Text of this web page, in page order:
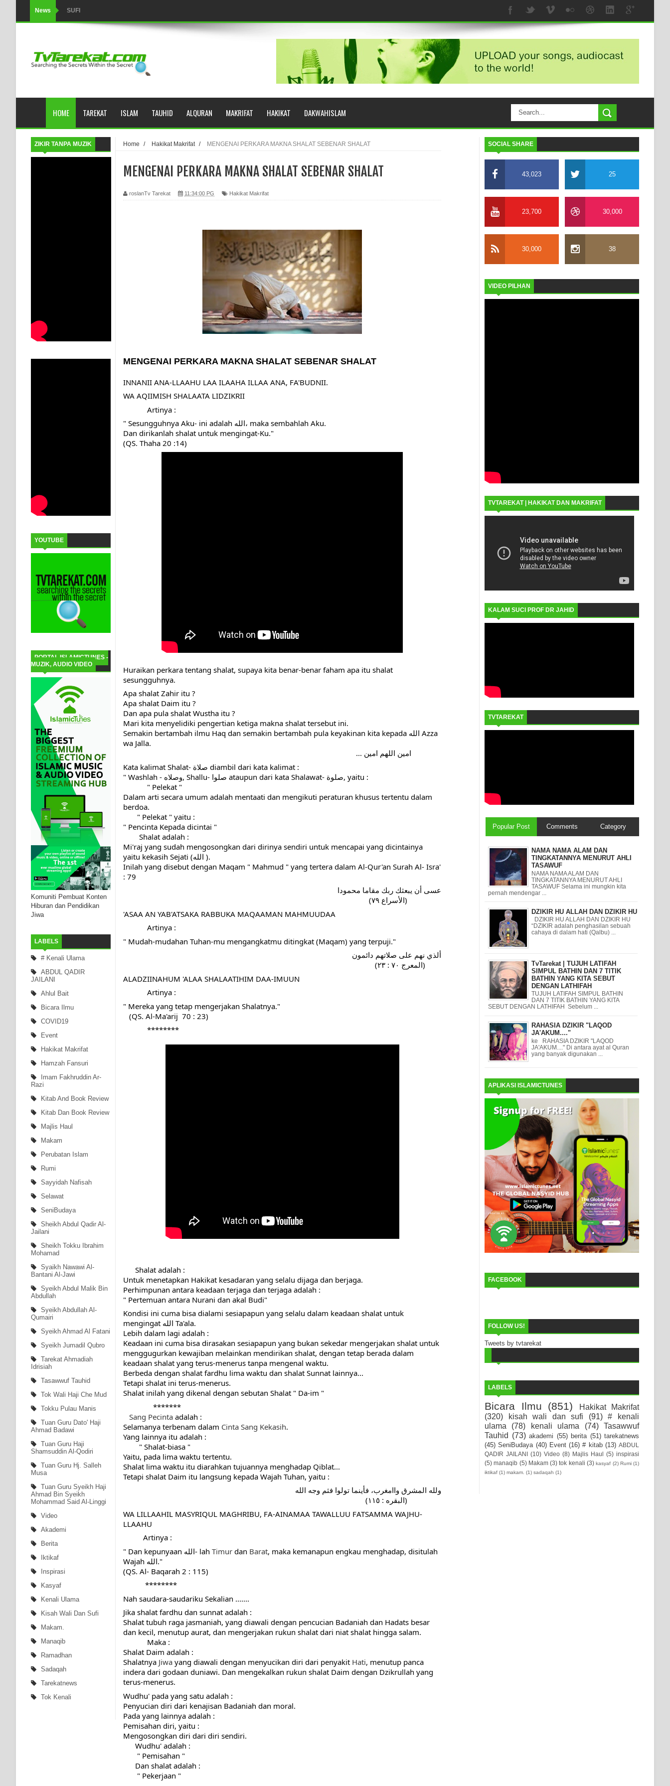
News SUFI
Tertipu: Sehat dan Waktu Luang
HIKMAH AL-HIKAM IMAM IBNU ‘AṬĀ’ILLĀH - Peringkat-peringkat Zikir
AHLI SUFFAH: GOLONGAN SUFI PERTAMA DI ZAMAN RASULULLAH SAW?
WAHDATUL WUJUD (IBNU ARABI) DAN WAHDATUS SYUHUD (AHMAD SIRHINDI)
Wusul kepada Allah
Hati dan dua sayap
MUKASYAFAH MENURUT AHL AL-SUNNAH WAL JAMA'AH: BUKAN SEKADAR MELIHAT, TETAPI MENGENAL DIRI
SYARAHAN TINGKAT TINGGI TASAWWUF*
KISAH WALI SUFI, YANG BACAAN SURAT AL-FATIHAHNYA TIDAK FASIH. TAPI SINGA PUN TUNDUK PADANYA
SHAYKH TAREKAT ATAU TUKANG SIHIR? JANGAN MUDAH TERPESONA, JANGAN JUGA MUDAH MENGHUKUM
DI TANGAN MURSYID, CINTA MENEMUKAN JALAN PULANG
RAWATAN TAREKAT: APABILA ALLAH MENYEMBUHKAN HATI, JIWA TURUT MENJADI KUAT
TASAWUF: BUKAN AJARAN PELIK, TETAPI JALAN MEMBERSIHKAN HATI
Secara Biologis Manusia itu Sama, Dengan Tingkat Kesadaran yang Berbeda
WAHDATUL WUJUD, WAHDATU SYUHUD, DAN MANUNGGALING KAWULA GUSTI
WAHDATUL WUJUD ITU APA..??
HOME TAREKAT ISLAM TAUHID ALQURAN MAKRIFAT HAKIKAT DAKWAHISLAM
ZIKIR TANPA MUZIK
YOUTUBE
PORTAL ISLAMICTUNES -
MUZIK, AUDIO VIDEO
Komuniti Pembuat Konten
Hiburan dan Pendidikan
Jiwa
LABELS
# Kenali Ulama
ABDUL QADIR
JAILANI
Ahlul Bait
Bicara Ilmu
COVID19
Event
Hakikat Makrifat
Hamzah Fansuri
Imam Fakhruddin Ar-
Razi
Kitab And Book Review
Kitab Dan Book Review
Majlis Haul
Makam
Perubatan Islam
Rumi
Sayyidah Nafisah
Selawat
SeniBudaya
Sheikh Abdul Qadir Al-
Jailani
Sheikh Tokku Ibrahim
Mohamad
Syaikh Nawawi Al-
Bantani Al-Jawi
Syeikh Abdul Malik Bin
Abdullah
Syeikh Abdullah Al-
Qumairi
Syeikh Ahmad Al Fatani
Syeikh Jumadil Qubro
Tarekat Ahmadiah
Idrisiah
Tasawwuf Tauhid
Tok Wali Haji Che Mud
Tokku Pulau Manis
Tuan Guru Dato' Haji
Ahmad Badawi
Tuan Guru Haji
Shamsuddin Al-Qodiri
Tuan Guru Hj. Salleh
Musa
Tuan Guru Syeikh Haji
Ahmad Bin Syeikh
Mohammad Said Al-Linggi
Video
Akademi
Berita
Iktikaf
Inspirasi
Kasyaf
Kenali Ulama
Kisah Wali Dan Sufi
Makam.
Manaqib
Ramadhan
Sadaqah
Tarekatnews
Tok Kenali
Home / Hakikat Makrifat / MENGENAI PERKARA MAKNA SHALAT SEBENAR SHALAT
MENGENAI PERKARA MAKNA SHALAT SEBENAR SHALAT
roslanTv Tarekat 11:34:00 PG Hakikat Makrifat
MENGENAI PERKARA MAKNA SHALAT SEBENAR SHALAT
INNANII ANA-LLAAHU LAA ILAAHA ILLAA ANA, FA'BUDNII.
WA AQIIMISH SHALAATA LIDZIKRII
            Artinya :
" Sesungguhnya Aku- ini adalah الله، maka sembahlah Aku.
Dan dirikanlah shalat untuk mengingat-Ku."
(QS. Thaha 20 :14)
Huraikan perkara tentang shalat, supaya kita benar-benar faham apa itu shalat
sesungguhnya.
Apa shalat Zahir itu ?
Apa shalat Daim itu ?
Dan apa pula shalat Wustha itu ?
Mari kita menyelidiki pengertian ketiga makna shalat tersebut ini.
Semakin bertambah ilmu Haq dan semakin bertambah pula keyakinan kita kepada الله Azza
wa Jalla.
Kata kalimat Shalat- صلاة diambil dari kata kalimat :
" Washlah - وصلاه, Shallu- صلوا ataupun dari kata Shalawat- صلوة, yaitu :
            " Pelekat "
Dalam arti secara umum adalah mentaati dan mengikuti peraturan khusus tertentu dalam
berdoa.
       " Pelekat " yaitu :
" Pencinta Kepada dicintai "
        Shalat adalah :
Mi'raj yang sudah mengosongkan dari dirinya sendiri untuk mencapai yang dicintainya
yaitu kekasih Sejati (الله ).
Inilah yang disebut dengan Maqam " Mahmud " yang tertera dalam Al-Qur'an Surah Al- Isra'
: 79
عسى أن يبعثك ربك مقاما محمودا
'ASAA AN YAB'ATSAKA RABBUKA MAQAAMAN MAHMUUDAA
            Artinya :
" Mudah-mudahan Tuhan-mu mengangkatmu ditingkat (Maqam) yang terpuji."
ألذي نهم على صلاتهم دائمون
ALADZIINAHUM 'ALAA SHALAATIHIM DAA-IMUUN
            Artinya :
" Mereka yang tetap mengerjakan Shalatnya."
   (QS. Al-Ma'arij  70 : 23)
            ********
      Shalat adalah :
Untuk menetapkan Hakikat kesadaran yang selalu dijaga dan berjaga.
Perhimpunan antara keadaan terjaga dan terjaga adalah :
" Pertemuan antara Nurani dan akal Budi"
Kondisi ini cuma bisa dialami sesiapapun yang selalu dalam keadaan shalat untuk
mengingat الله Ta'ala.
Lebih dalam lagi adalah :
Keadaan ini cuma bisa dirasakan sesiapapun yang bukan sekedar mengerjakan shalat untuk
menggugurkan kewajiban melainkan mendirikan shalat, dengan tetap berada dalam
keadaan shalat yang terus-menerus tanpa mengenal waktu.
Berbeda dengan shalat fardhu lima waktu dan shalat Sunnat lainnya...
Tetapi shalat ini terus-menerus.
Shalat inilah yang dikenal dengan sebutan Shalat " Da-im "
               *******
Sang Pecinta adalah :
Selamanya terbenam dalam Cinta Sang Kekasih.
Yang lainnya itu adalah :
        " Shalat-biasa "
Yaitu, pada lima waktu tertentu.
Shalat lima waktu itu diarahkan tujuannya menghadap Qiblat...
Tetapi shalat Daim itu langsung kepada Wajah Tuhan, yaitu :
ولله المشرق واامغرب، فأينما تولوا فثم وجه الله
WA LILLAAHIL MASYRIQUL MAGHRIBU, FA-AINAMAA TAWALLUU FATSAMMA WAJHU-
LLAAHU
          Artinya :
" Dan kepunyaan الله- lah Timur dan Barat, maka kemanapun engkau menghadap, disitulah
Wajah الله."
(QS. Al- Baqarah 2 : 115)
           ********
Nah saudara-saudariku Sekalian .......
Jika shalat fardhu dan sunnat adalah :
Shalat tubuh raga jasmaniah, yang diawali dengan pencucian Badaniah dan Hadats besar
dan kecil, menutup aurat, dan mengerjakan rukun shalat dari niat shalat hingga salam.
            Maka :
Shalat Daim adalah :
Shalatnya Jiwa yang diawali dengan menyucikan diri dari penyakit Hati, menutup panca
indera dari godaan duniawi. Dan mengekalkan rukun shalat Daim dengan Dzikrullah yang
terus-menerus.
Wudhu' pada yang satu adalah :
Penyucian diri dari kenajisan Badaniah dan moral.
Pada yang lainnya adalah :
Pemisahan diri, yaitu :
Mengosongkan diri dari diri sendiri.
      Wudhu' adalah :
       " Pemisahan "
      Dan shalat adalah :
       " Pekerjaan "
SOCIAL SHARE
43,023 25
23,700 30,000
30,000 38
VIDEO PILHAN
TVTAREKAT | HAKIKAT DAN MAKRIFAT
KALAM SUCI PROF DR JAHID
TVTAREKAT
Popular Post Comments Category
NAMA NAMA ALAM DAN
TINGKATANNYA MENURUT AHLI
TASAWUF
NAMA NAMA ALAM DAN
TINGKATANNYA MENURUT AHLI
TASAWUF Selama ini mungkin kita
pernah mendengar ...
DZIKIR HU ALLAH DAN DZIKIR HU
DZIKIR HU ALLAH DAN DZIKIR HU
“DZIKIR adalah penghasilan sebuah
cahaya di dalam hati (Qalbu) ...
TvTarekat | TUJUH LATIFAH
SIMPUL BATHIN DAN 7 TITIK
BATHIN YANG KITA SEBUT
DENGAN LATHIFAH
TUJUH LATIFAH SIMPUL BATHIN
DAN 7 TITIK BATHIN YANG KITA
SEBUT DENGAN LATHIFAH Sebelum ...
RAHASIA DZIKIR "LAQOD
JA'AKUM...."
ke RAHASIA DZIKIR "LAQOD
JA'AKUM...." Di antara ayat al Quran
yang banyak digunakan ...
APLIKASI ISLAMICTUNES
FACEBOOK
FOLLOW US!
Tweets by tvtarekat
LABELS
Bicara Ilmu (851)
Hakikat Makrifat
(320)
kisah wali dan sufi (91)
# kenali
ulama
(78) kenali ulama (74)
Tasawwuf
Tauhid (73) akademi (55) berita (51) tarekatnews
(45) SeniBudaya (40) Event (16) # kitab (13) ABDUL
QADIR JAILANI
(10) Video (8) Majlis Haul (5) inspirasi
(5) manaqib (5) Makam (3) tok kenali (3) kasyaf (2) Rumi (1)
iktikaf (1) makam. (1) sadaqah (1)